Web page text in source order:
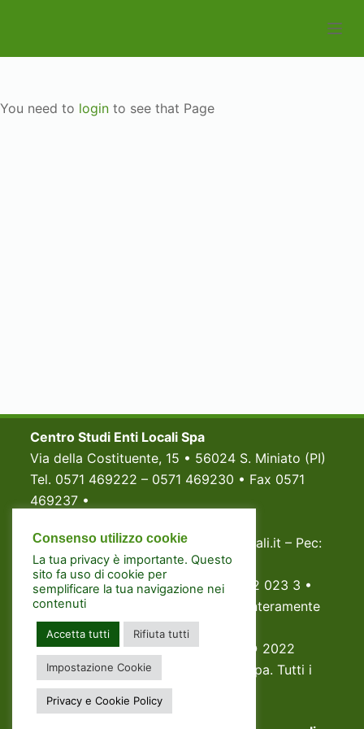
i
t
You need to login to see that Page
Centro Studi Enti Locali Spa
Via della Costituente, 15 • 56024 S. Miniato (PI)
Tel. 0571 469222 – 0571 469230 • Fax 0571
469237 •
Email: segreteria@centrostudientilocali.it – Pec:
centrostudientilocali@pec.it
Registro Imprese di Pisa: N. 0299882 023 3 •
Capitale Sociale Euro 500.000,00 (interamente
versato)
www.amminiistrazione-digitale.it
© 2022
Copyright Centro Studi Enti Locali Spa. Tutti i
diritti riservati
Consenso utilizzo cookie
La tua privacy è importante. Questo
sito fa uso di cookie per
semplificare la tua navigazione nei
contenuti
Accetta tutti Rifiuta tutti
Impostazione Cookie
Privacy e Cookie Policy